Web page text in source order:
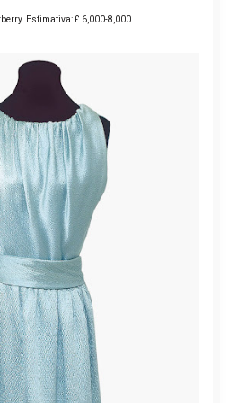
Estimativa: £ 6,000-8,000